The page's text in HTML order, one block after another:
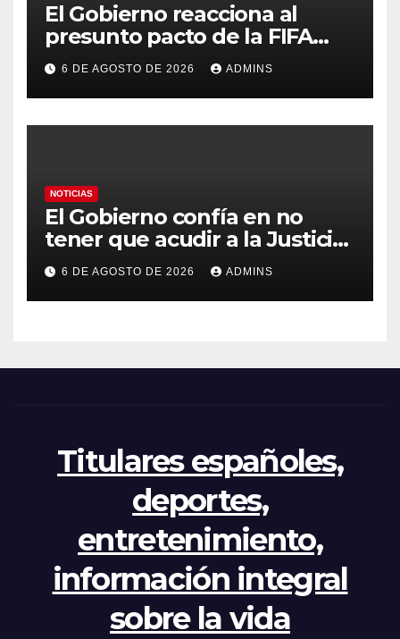
El Gobierno reacciona al
presunto pacto de la FIFA
con Marruecos para acoger la
final del Mundial 2030:
«Tiene que ser en España»
6 DE AGOSTO DE 2026 ADMINS
NOTICIAS
El Gobierno confía en no
tener que acudir a la Justicia
por el reparto de menores
mientras el PP pide la
apertura del Congreso por la
6 DE AGOSTO DE 2026 ADMINS
Titulares españoles,
deportes,
entretenimiento,
información integral
sobre la vida